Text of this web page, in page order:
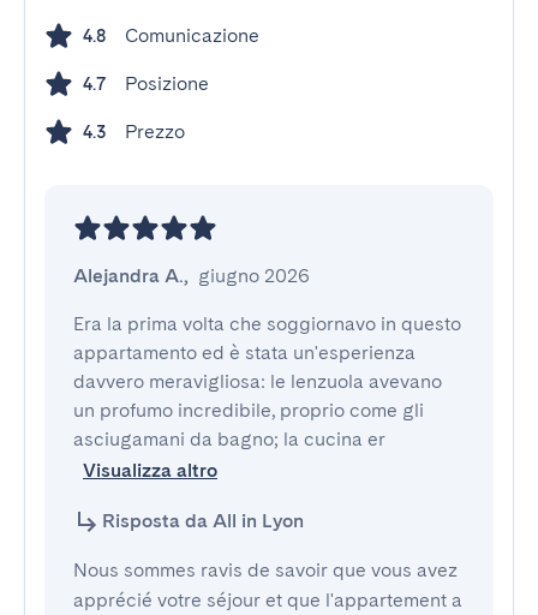
4.8 Comunicazione
4.7 Posizione
4.3 Prezzo
Alejandra A., giugno 2026
Era la prima volta che soggiornavo in questo
appartamento ed è stata un'esperienza
davvero meravigliosa: le lenzuola avevano
un profumo incredibile, proprio come gli
asciugamani da bagno; la cucina er
Visualizza altro
Risposta da All in Lyon
Nous sommes ravis de savoir que vous avez
apprécié votre séjour et que l'appartement a